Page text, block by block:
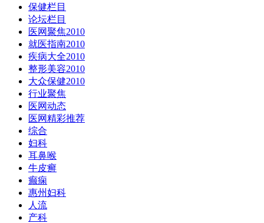
保健栏目
论坛栏目
医网聚焦2010
就医指南2010
疾病大全2010
整形美容2010
大众保健2010
行业聚焦
医网动态
医网精彩推荐
综合
妇科
耳鼻喉
牛皮癣
癫痫
惠州妇科
人流
产科